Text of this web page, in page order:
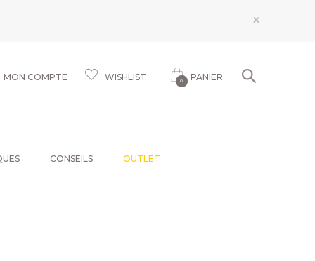
×
MON COMPTE WISHLIST 0 PANIER
CONSEILS OUTLET